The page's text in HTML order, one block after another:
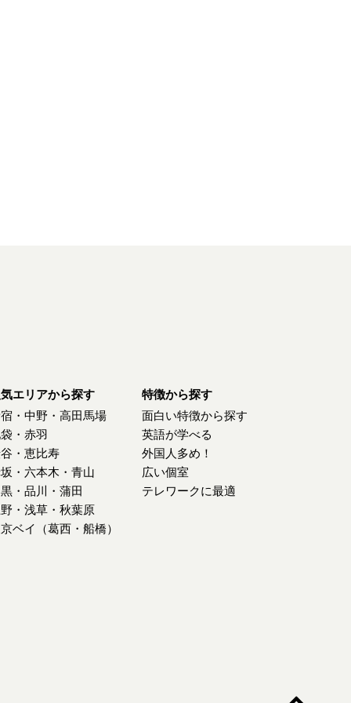
エリアから探す
・中野・高田馬場
・赤羽
・恵比寿
・六本木・青山
・品川・蒲田
・浅草・秋葉原
ベイ（葛西・船橋）
特徴から探す
面白い特徴から探す
英語が学べる
外国人多め！
広い個室
テレワークに最適